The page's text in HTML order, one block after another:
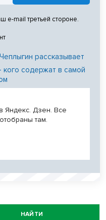
e-mail третьей стороне.
рассказывает
кого содержат в самой
Яндекс. Дзен. Все
там.
НАЙТИ